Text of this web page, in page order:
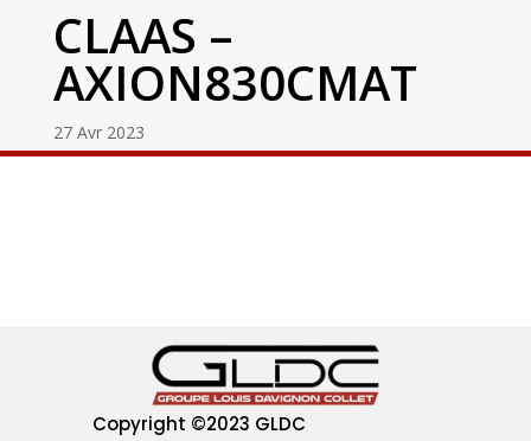
CLAAS –
AXION830CMAT
27 Avr 2023
Copyright ©2023 GLDC